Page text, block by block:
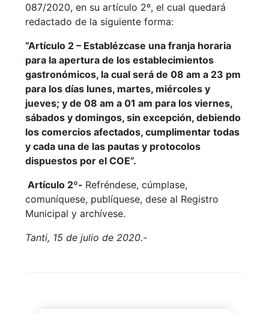
087/2020, en su artículo 2º, el cual quedará
redactado de la siguiente forma:
“Artículo 2 – Establézcase una franja horaria
para la apertura de los establecimientos
gastronómicos, la cual será de 08 am a 23 pm
para los días lunes, martes, miércoles y
jueves; y de 08 am a 01 am para los viernes,
sábados y domingos, sin excepción, debiendo
los comercios afectados, cumplimentar todas
y cada una de las pautas y protocolos
dispuestos por el COE”.
Artículo 2º- Refréndese, cúmplase,
comuníquese, publíquese, dese al Registro
Municipal y archívese.
Tanti, 15 de julio de 2020.-